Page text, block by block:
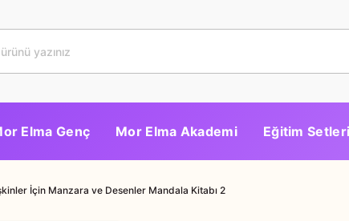
Elma Genç Mor Elma Akademi Eğitim Setleri
İçin Manzara ve Desenler Mandala Kitabı 2